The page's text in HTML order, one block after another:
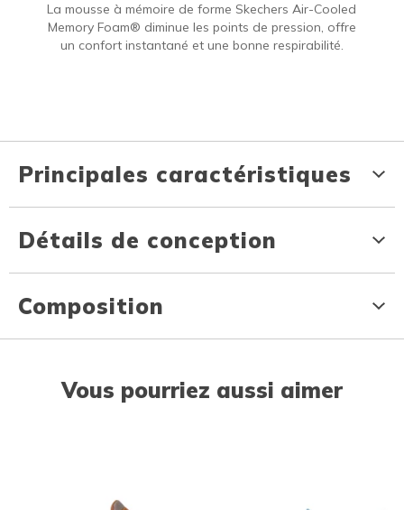
La mousse à mémoire de forme Skechers Air-Cooled
Memory Foam® diminue les points de pression, offre
un confort instantané et une bonne respirabilité.
Principales caractéristiques
Détails de conception
Composition
Vous pourriez aussi aimer